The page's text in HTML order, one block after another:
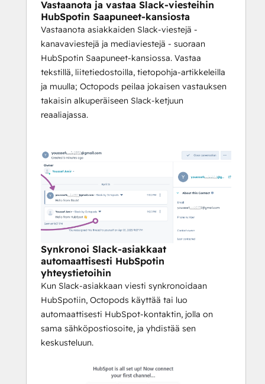
Oletko valmis tuomaan järjestystä Slack-
tukeen? Asenna Octopods ja aloita
chattien muuntaminen seurattaviksi
HubSpot-chateiksi alle 60 sekunnissa.
Vastaanota ja vastaa Slack-viesteihin
HubSpotin Saapuneet-kansiosta
Vastaanota asiakkaiden Slack-viestejä -
kanavaviestejä ja mediaviestejä - suoraan
HubSpotin Saapuneet-kansiossa. Vastaa
tekstillä, liitetiedostoilla, tietopohja-artikkeleilla
ja muulla; Octopods peilaa jokaisen vastauksen
takaisin alkuperäiseen Slack-ketjuun
reaaliajassa.
Synkronoi Slack-asiakkaat
automaattisesti HubSpotin
yhteystietoihin
Kun Slack-asiakkaan viesti synkronoidaan
HubSpotiin, Octopods käyttää tai luo
automaattisesti HubSpot-kontaktin, jolla on
sama sähköpostiosoite, ja yhdistää sen
keskusteluun.